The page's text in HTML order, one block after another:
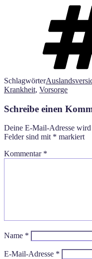
Schlagwörter
Krankheit, Vorsorge
Schreibe einen
Deine E-Mail-Adresse
Felder sind mit * markiert
Kommentar *
Name *
E-Mail-Adresse *